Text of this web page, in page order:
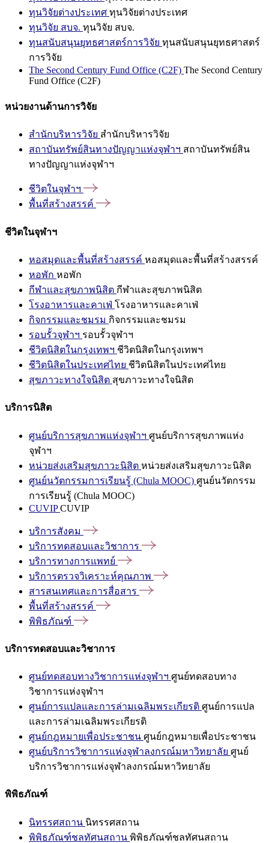
ทุนวิจัยต่างประเทศ ทุนวิจัยต่างประเทศ
ทุนวิจัย สบจ. ทุนวิจัย สบจ.
ทุนสนับสนุนยุทธศาสตร์การวิจัย ทุนสนับสนุนยุทธศาสตร์
การวิจัย
The Second Century Fund Office (C2F) The Second Century
Fund Office (C2F)
หน่วยงานด้านการวิจัย
สำนักบริหารวิจัย สำนักบริหารวิจัย
สถาบันทรัพย์สินทางปัญญาแห่งจุฬาฯ สถาบันทรัพย์สิน
ทางปัญญาแห่งจุฬาฯ
ชีวิตในจุฬาฯ
พื้นที่สร้างสรรค์
ชีวิตในจุฬาฯ
หอสมุดและพื้นที่สร้างสรรค์ หอสมุดและพื้นที่สร้างสรรค์
หอพัก หอพัก
กีฬาและสุขภาพนิสิต กีฬาและสุขภาพนิสิต
โรงอาหารและคาเฟ่ โรงอาหารและคาเฟ่
กิจกรรมและชมรม กิจกรรมและชมรม
รอบรั้วจุฬาฯ รอบรั้วจุฬาฯ
ชีวิตนิสิตในกรุงเทพฯ ชีวิตนิสิตในกรุงเทพฯ
ชีวิตนิสิตในประเทศไทย ชีวิตนิสิตในประเทศไทย
สุขภาวะทางใจนิสิต สุขภาวะทางใจนิสิต
บริการนิสิต
ศูนย์บริการสุขภาพแห่งจุฬาฯ ศูนย์บริการสุขภาพแห่ง
จุฬาฯ
หน่วยส่งเสริมสุขภาวะนิสิต หน่วยส่งเสริมสุขภาวะนิสิต
ศูนย์นวัตกรรมการเรียนรู้ (Chula MOOC) ศูนย์นวัตกรรม
การเรียนรู้ (Chula MOOC)
CUVIPCUVIP
บริการสังคม
บริการทดสอบและวิชาการ
บริการทางการแพทย์
บริการตรวจวิเคราะห์คุณภาพ
สารสนเทศและการสื่อสาร
พื้นที่สร้างสรรค์
พิพิธภัณฑ์
บริการทดสอบและวิชาการ
ศูนย์ทดสอบทางวิชาการแห่งจุฬาฯ ศูนย์ทดสอบทาง
วิชาการแห่งจุฬาฯ
ศูนย์การแปลและการล่ามเฉลิมพระเกียรติ ศูนย์การแปล
และการล่ามเฉลิมพระเกียรติ
ศูนย์กฎหมายเพื่อประชาชน ศูนย์กฎหมายเพื่อประชาชน
ศูนย์บริการวิชาการแห่งจุฬาลงกรณ์มหาวิทยาลัย ศูนย์
บริการวิชาการแห่งจุฬาลงกรณ์มหาวิทยาลัย
พิพิธภัณฑ์
นิทรรศสถาน นิทรรศสถาน
พิพิธภัณฑ์ชลทัศนสถาน พิพิธภัณฑ์ชลทัศนสถาน